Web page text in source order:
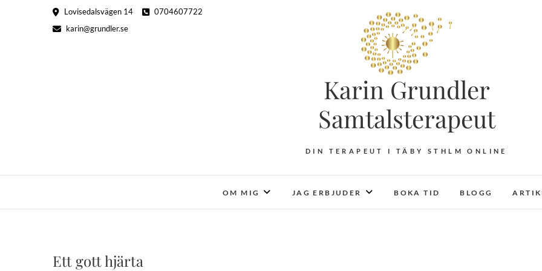
Lovisedalsvägen 14
0704607722
karin@grundler.se
Karin Grundler
Samtalsterapeut
DIN TERAPEUT I TÄBY STHLM ONLINE
OM MIG JAG ERBJUDER BOKA TID BLOGG
Ett gott hjärta